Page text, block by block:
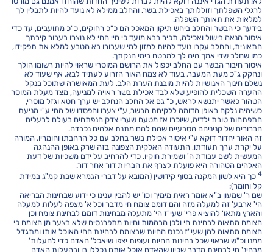
לרגלי השפלתך וזוללותך באכילת בשר, והחלב ממילא לא נועד להיות לתבלין לך
למלאות את תאותך השפלה.
בידעך כי הבשר והחלב ביחש תיקון המאכל הם כ"כ רחוקים, כ"כ מתועבים, עד כדי
איסור הנאה בישול ואכילה, תכיר בבא מועד כי חיי החי לא נוצרו בעבור קיבתך
התאונית, והחלב עקרו נועד להיות למזון למי שעבורו בא הטבע למלא את תפקידו,
כמו שחלב שדי אמך היה לך למבטח בימי הנקתך.
איסור חיבור הבשר עם החלב יכפול את הרושם המוסרי שראוי להיות רשומו הולך
ונחקק ג"כ מעת המעבר. בעוד לא צמח האור הזרוע לעתיד לבא, אף שעוד לא
נשלם חינוך האנושיות להיות מובנת הערת הלב, לעת המאושרה שתוכל בנקל
ההערה השכלית להופיע שלא לבד אכילת בשר ראויה למניעה, מצד מעלת המוסר
הטהור כאשר יתנשא לראש, כ" גם אל החלב הנחלב יש ערך חטא וגזל מוסרי,
כשיהיה נלקח באופן הדומה ללקיחת הבשר, ע"י צערו והפסדו של החי ע"י מניעת
התפתחות טובת ילדיה, שיוכרו אז מטעם שערי צדק הנפתחים בעולם לבעלים
הברורים של קניניהם הטבעיים שהם להם מתנת אלהים נכבדה.
זה האור יחדור דוקא ע"י איסור אכילת בשר בחלב עם כל הרחבתו וחומריו, המורה
על יקרת ערך תעודתו, התעודה האלקית הצפונה בזה שרק באופן ההנהגה
המעשית לשם עבודת ה' ושמירת חוקיו, כדי להרחיב על ידם משכיות של דעת
האלהים הטהורה היא פועלת לצרף את הבריות דור אחר דור.
4כך היא לשון המקנה בסוף קידושין (המובא על דברי הגמרא שבת קמ"ג במידת
קל וחומר):
שם ר' שמעון ב"א אומר ראית מימיך וכו' יש להבין ענינו כי ידוע שבחינות הבריאה
הי' ארבע' זה למעלה מזה והם דומם צומח חי מדבר וכל א' מצפה לעלות למעלה
והארץ מתאו' להוציא פרי' שעי"ז הי' מתעלה מבחינות דומם לבחינת צומח וכן
הצומח מתאוה לבחינת חי ולכן הבהמות וחיות מתפרנסים שלא בצער מן הצומח כי
הצומח מתאוה להן שעי"ז נכנס החיות שבצומח לבחינת החי האוכל אותו ומתגדל
ממנו וכ"ש שראוי שכל בחינות החיות ועופות יצפו שיאכל' האדם כדי להעלות'
מבחינ' חי לבחינת מדבר שכיון שהאדם אוכל אותם נכללו בו ובהעלות האדם